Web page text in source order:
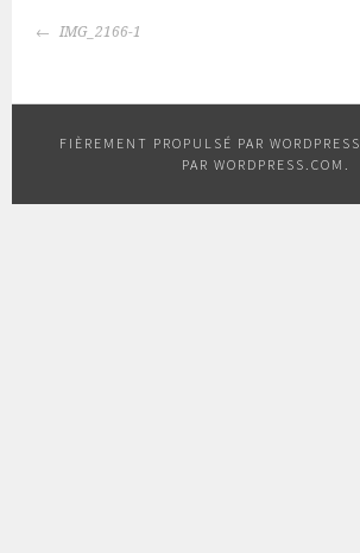
NAVIGATION
IMG_2166-1
FIÈREMENT PROPULSÉ PAR WORDPRESS
PAR WORDPRESS.COM .